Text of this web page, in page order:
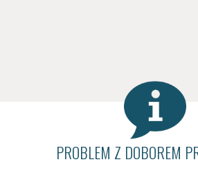
PROBLEM Z DOBOREM